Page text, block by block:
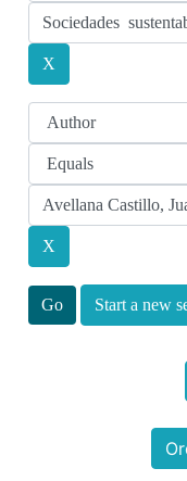
Start a new